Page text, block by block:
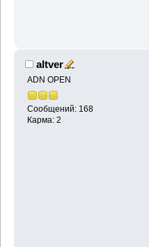
altver
ADN OPEN
Сообщений: 168
Карма: 2